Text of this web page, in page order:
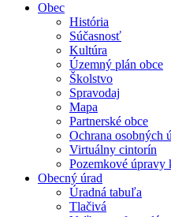
Obec
História
Súčasnosť
Kultúra
Územný plán obce
Školstvo
Spravodaj
Mapa
Partnerské obce
Ochrana osobných
Virtuálny cintorín
Pozemkové úpravy
Obecný úrad
Úradná tabuľa
Tlačivá